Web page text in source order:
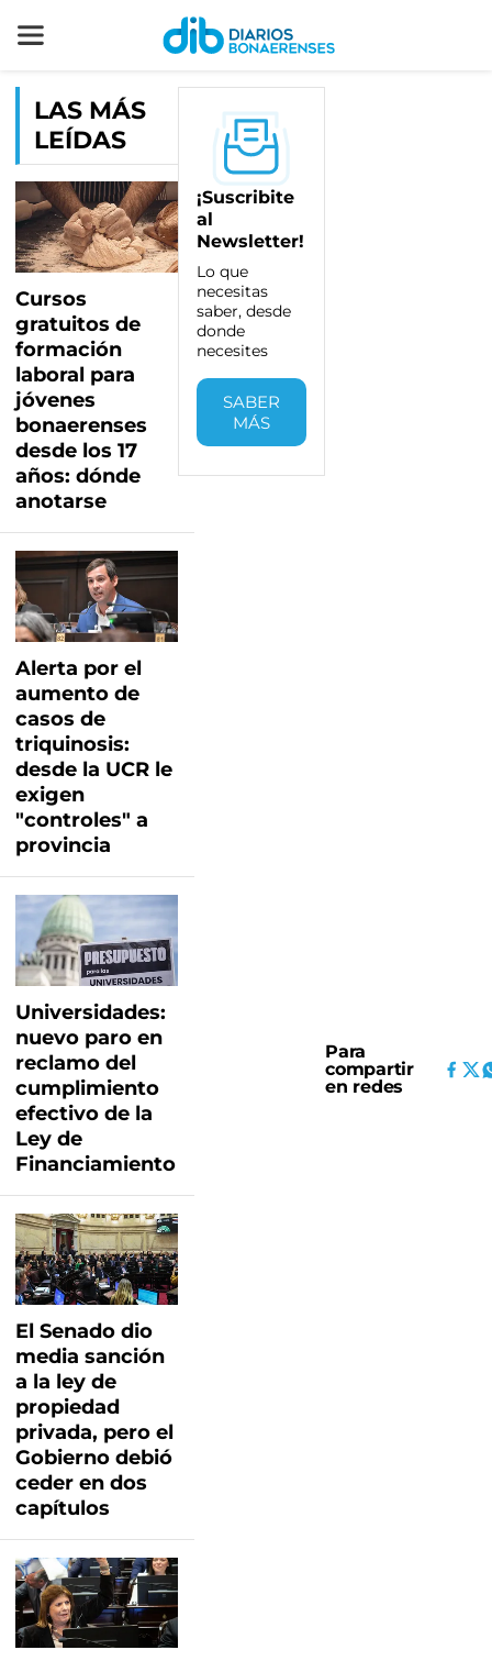
LAS MÁS
LEÍDAS
Cursos
gratuitos de
formación
laboral para
jóvenes
bonaerenses
desde los 17
años: dónde
anotarse
Alerta por el
aumento de
casos de
triquinosis:
desde la UCR le
exigen
"controles" a
provincia
Universidades:
nuevo paro en
reclamo del
cumplimiento
efectivo de la
Ley de
Financiamiento
El Senado dio
media sanción
a la ley de
propiedad
privada, pero el
Gobierno debió
ceder en dos
capítulos
¡Suscribite
al
Newsletter!
Lo que
necesitas
saber, desde
donde
necesites
SABER
MÁS
Para
compartir
en redes